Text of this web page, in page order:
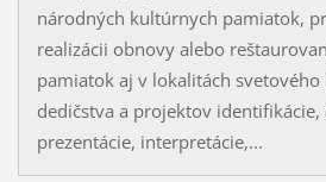
národných kultúrnych pamiatok,
realizácii obnovy alebo
pamiatok aj v lokalitách
dedičstva a projektov
prezentácie, interpretácie,...